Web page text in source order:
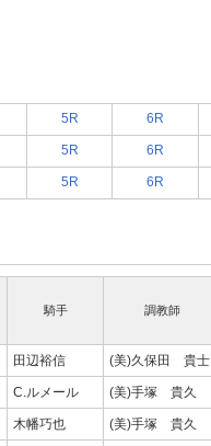
5R 6R
5R 6R
5R 6R
騎手 調教師
田辺裕信 (美)久保田 貴士
C.ルメール (美)手塚 貴久
木幡巧也 (美)手塚 貴久